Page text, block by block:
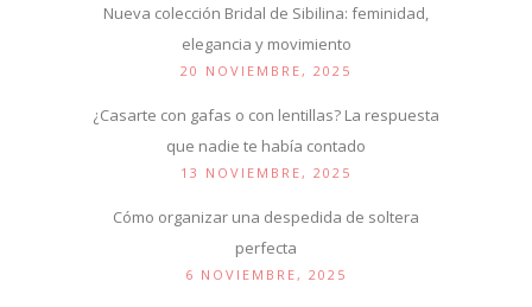
Nueva colección Bridal de Sibilina: feminidad,
elegancia y movimiento
20 NOVIEMBRE, 2025
¿Casarte con gafas o con lentillas? La respuesta
que nadie te había contado
13 NOVIEMBRE, 2025
Cómo organizar una despedida de soltera
perfecta
6 NOVIEMBRE, 2025